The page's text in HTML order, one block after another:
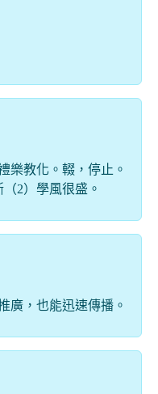
樂教化。輟，停止。
2）學風很盛。
廣，也能迅速傳播。